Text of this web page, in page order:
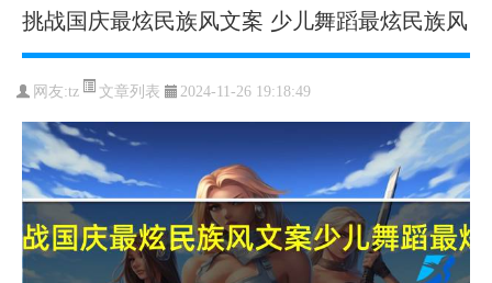
挑战国庆最炫民族风文案 少儿舞蹈最炫民族风
网友:tz 文章列表 2024-11-26 19:18:49